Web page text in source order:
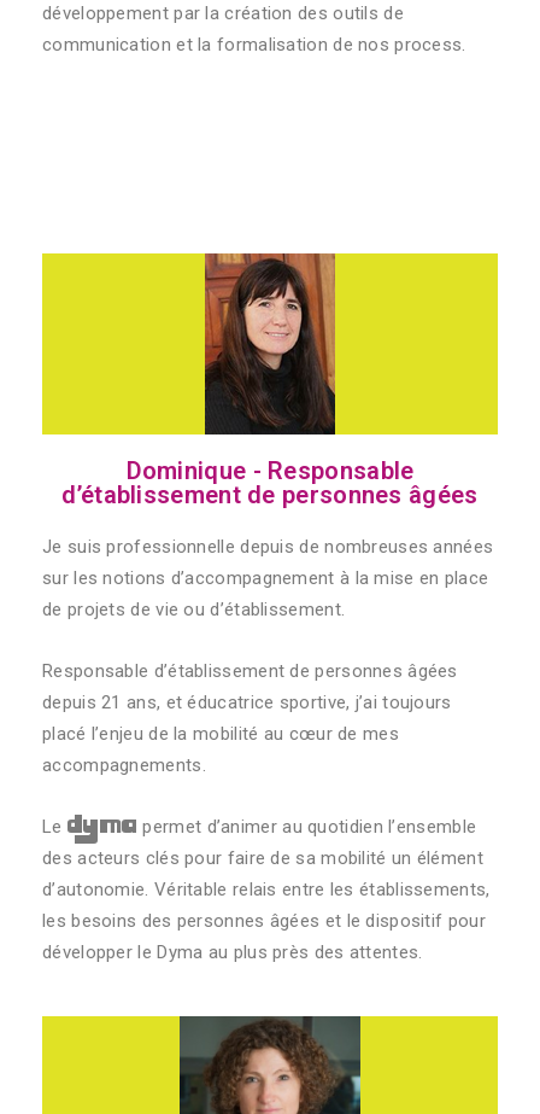
développement par la création des outils de
communication et la formalisation de nos process.
Dominique - Responsable
d’établissement de personnes âgées
Je suis professionnelle depuis de nombreuses années
sur les notions d’accompagnement à la mise en place
de projets de vie ou d’établissement.
Responsable d’établissement de personnes âgées
depuis 21 ans, et éducatrice sportive, j’ai toujours
placé l’enjeu de la mobilité au cœur de mes
accompagnements.
Le dyma permet d’animer au quotidien l’ensemble
des acteurs clés pour faire de sa mobilité un élément
d’autonomie. Véritable relais entre les établissements,
les besoins des personnes âgées et le dispositif pour
développer le Dyma au plus près des attentes.